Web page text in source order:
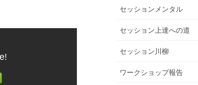
セッションメンタル
セッション上達への道
セッション川柳
ワークショップ報告